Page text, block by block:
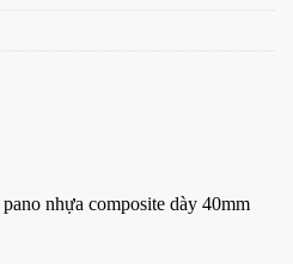
nhựa composite dày 40mm